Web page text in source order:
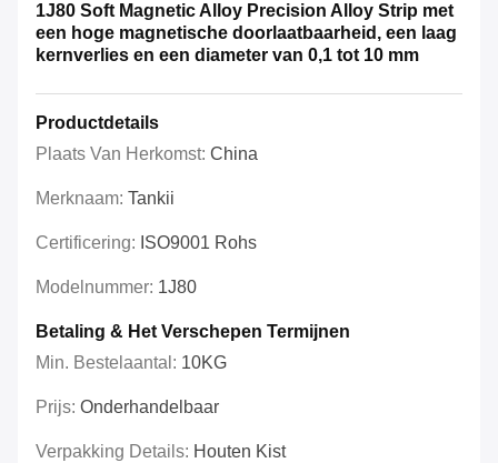
1J80 Soft Magnetic Alloy Precision Alloy Strip met
een hoge magnetische doorlaatbaarheid, een laag
kernverlies en een diameter van 0,1 tot 10 mm
Productdetails
Plaats Van Herkomst: China
Merknaam: Tankii
Certificering: ISO9001 Rohs
Modelnummer: 1J80
Betaling & Het Verschepen Termijnen
Min. Bestelaantal: 10KG
Prijs: Onderhandelbaar
Verpakking Details: Houten Kist